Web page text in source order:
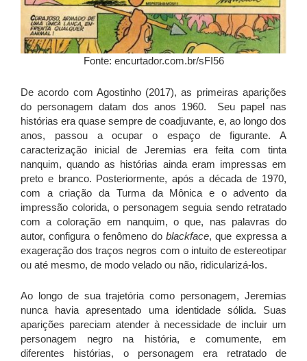
Fonte: encurtador.com.br/sFI56
De acordo com Agostinho (2017), as primeiras aparições
do personagem datam dos anos 1960. Seu papel nas
histórias era quase sempre de coadjuvante, e, ao longo dos
anos, passou a ocupar o espaço de figurante. A
caracterização inicial de Jeremias era feita com tinta
nanquim, quando as histórias ainda eram impressas em
preto e branco. Posteriormente, após a década de 1970,
com a criação da Turma da Mônica e o advento da
impressão colorida, o personagem seguia sendo retratado
com a coloração em nanquim, o que, nas palavras do
autor, configura o fenômeno do blackface, que expressa a
exageração dos traços negros com o intuito de estereotipar
ou até mesmo, de modo velado ou não, ridicularizá-los.
Ao longo de sua trajetória como personagem, Jeremias
nunca havia apresentado uma identidade sólida. Suas
aparições pareciam atender à necessidade de incluir um
personagem negro na história, e comumente, em
diferentes histórias, o personagem era retratado de